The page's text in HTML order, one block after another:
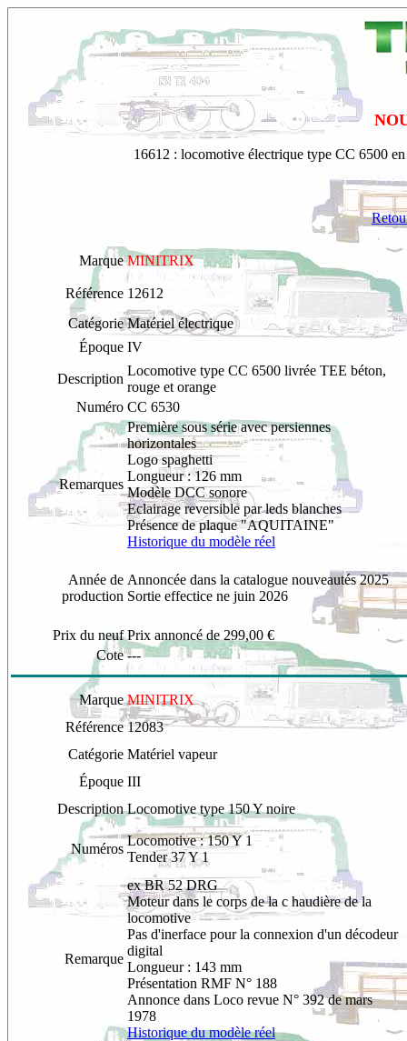
16612 : locomotive électrique type CC 6500
Marque MINITRIX
Référence 12612
Catégorie Matériel électrique
Époque IV
Description
Locomotive type CC 6500 livrée TEE béton,
rouge et orange
Numéro CC 6530
Remarques
Première sous série avec persiennes
horizontales
Logo spaghetti
Longueur : 126 mm
Modèle DCC sonore
Eclairage reversible par leds blanches
Présence de plaque "AQUITAINE"
Historique du modèle réel
Année de
production
Annoncée dans la catalogue nouveautés 2025
Sortie effectice ne juin 2026
Prix du neuf Prix annoncé de 299,00 €
Cote ---
Marque MINITRIX
Référence 12083
Catégorie Matériel vapeur
Époque III
Description Locomotive type 150 Y noire
Numéros
Locomotive : 150 Y 1
Tender 37 Y 1
Remarque
ex BR 52 DRG
Moteur dans le corps de la c haudière de la
locomotive
Pas d'inerface pour la connexion d'un décodeur
digital
Longueur : 143 mm
Présentation RMF N° 188
Annonce dans Loco revue N° 392 de mars
1978
Historique du modèle réel